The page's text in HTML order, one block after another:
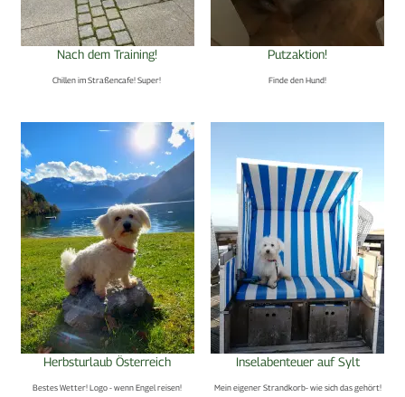
Nach dem Training!
Chillen im Straßencafe! Super!
Putzaktion!
Finde den Hund!
Herbsturlaub Österreich
Bestes Wetter! Logo - wenn Engel reisen!
Inselabenteuer auf Sylt
Mein eigener Strandkorb- wie sich das gehört!